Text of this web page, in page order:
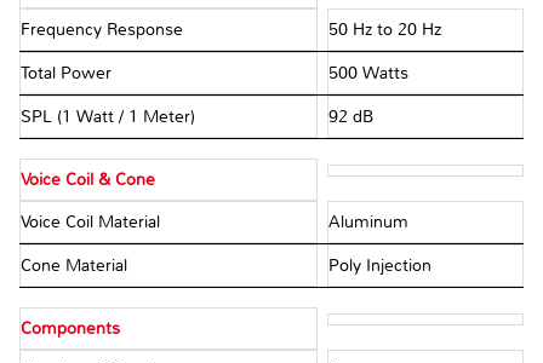
Frequency Response 50 Hz to 20 Hz
Total Power 500 Watts
SPL (1 Watt / 1 Meter) 92 dB
Voice Coil & Cone
Voice Coil Material Aluminum
Cone Material Poly Injection
Components